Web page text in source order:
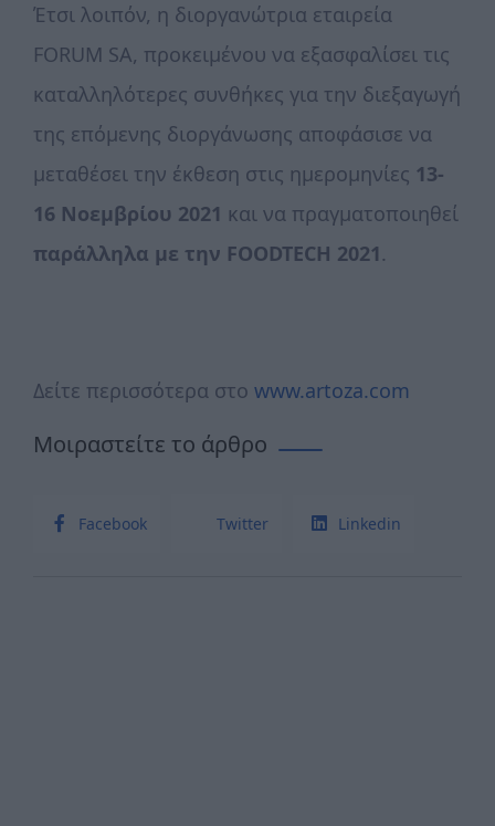
Έτσι λοιπόν, η διοργανώτρια εταιρεία
FORUM SA, προκειμένου να εξασφαλίσει τις
καταλληλότερες συνθήκες για την διεξαγωγή
της επόμενης διοργάνωσης αποφάσισε να
μεταθέσει την έκθεση στις ημερομηνίες 13-
16 Νοεμβρίου 2021 και να πραγματοποιηθεί
παράλληλα με την FOODTECH 2021 .
Δείτε περισσότερα στο www.artoza.com
Μοιραστείτε το άρθρο
Facebook Twitter Linkedin